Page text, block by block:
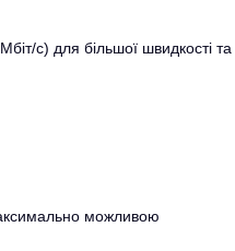
с) для більшої швидкості та
можливою